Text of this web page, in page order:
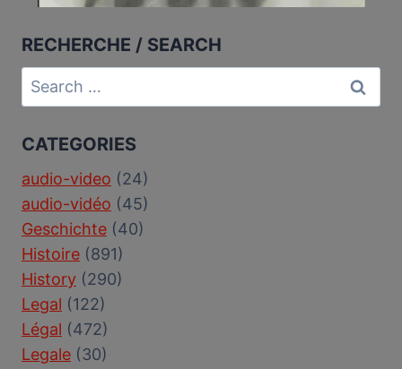
RECHERCHE / SEARCH
Search
for:
CATEGORIES
audio-video (24)
audio-vidéo (45)
Geschichte (40)
Histoire (891)
History (290)
Legal (122)
Légal (472)
Legale (30)